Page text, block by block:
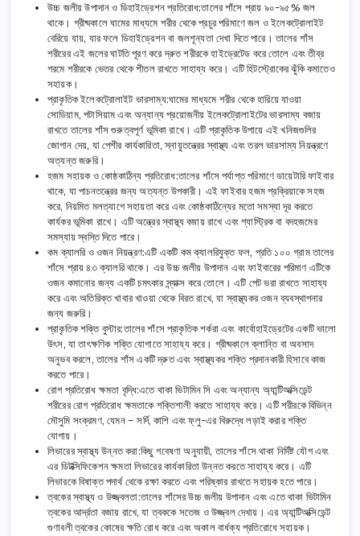
উচ্চ জলীয় উপাদান ও ডিহাইড্রেশন প্রতিরোধ:তালের শাঁসে প্রায় ৯০-৯৫% জল
থাকে। গ্রীষ্মকালে ঘামের মাধ্যমে শরীর থেকে প্রচুর পরিমাণে জল ও ইলেকট্রোলাইট
বেরিয়ে যায়, যার ফলে ডিহাইড্রেশন বা জলশূন্যতা দেখা দিতে পারে। তালের শাঁস
শরীরের এই জলের ঘাটতি পূরণ করে দ্রুত শরীরকে হাইড্রেটেড করে তোলে এবং তীব্র
গরমে শরীরকে ভেতর থেকে শীতল রাখতে সাহায্য করে। এটি হিটস্ট্রোকের ঝুঁকি কমাতেও
সহায়ক।
প্রাকৃতিক ইলেকট্রোলাইট ভারসাম্য:ঘামের মাধ্যমে শরীর থেকে হারিয়ে যাওয়া
সোডিয়াম, পটাসিয়াম এবং অন্যান্য প্রয়োজনীয় ইলেকট্রোলাইটের ভারসাম্য বজায়
রাখতে তালের শাঁস গুরুত্বপূর্ণ ভূমিকা রাখে। এটি প্রাকৃতিক উপায়ে এই খনিজগুলির
জোগান দেয়, যা পেশীর কার্যকারিতা, স্নায়ুতন্ত্রের স্বাস্থ্য এবং তরল ভারসাম্য নিয়ন্ত্রণে
অত্যন্ত জরুরি।
হজম সহায়ক ও কোষ্ঠকাঠিন্য প্রতিরোধ:তালের শাঁসে পর্যাপ্ত পরিমাণে ডায়েটারি ফাইবার
থাকে, যা পাচনতন্ত্রের জন্য অত্যন্ত উপকারী। এই ফাইবার হজম প্রক্রিয়াকে সহজ
করে, নিয়মিত মলত্যাগে সহায়তা করে এবং কোষ্ঠকাঠিন্যের মতো সমস্যা দূর করতে
কার্যকর ভূমিকা রাখে। এটি অন্ত্রের স্বাস্থ্য বজায় রাখে এবং গ্যাস্ট্রিক বা বদহজমের
সমস্যায় স্বস্তি দিতে পারে।
কম ক্যালরি ও ওজন নিয়ন্ত্রণ:এটি একটি কম ক্যালরিযুক্ত ফল, প্রতি ১০০ গ্রাম তালের
শাঁসে প্রায় ৪৩ ক্যালরি থাকে। এর উচ্চ জলীয় উপাদান এবং ফাইবারের পরিমাণ এটিকে
ওজন কমানোর জন্য একটি চমৎকার স্ন্যাক্স করে তোলে। এটি পেট ভরা রাখতে সাহায্য
করে এবং অতিরিক্ত খাবার খাওয়া থেকে বিরত রাখে, যা স্বাস্থ্যকর ওজন ব্যবস্থাপনার
জন্য জরুরি।
প্রাকৃতিক শক্তি বুস্টার:তালের শাঁসে প্রাকৃতিক শর্করা এবং কার্বোহাইড্রেটের একটি ভালো
উৎস, যা তাৎক্ষণিক শক্তি যোগাতে সাহায্য করে। গ্রীষ্মকালে ক্লান্তি বা অবসাদ
অনুভব করলে, তালের শাঁস একটি দ্রুত এবং স্বাস্থ্যকর শক্তি প্রদানকারী হিসাবে কাজ
করতে পারে।
রোগ প্রতিরোধ ক্ষমতা বৃদ্ধি:এতে থাকা ভিটামিন সি এবং অন্যান্য অ্যান্টিঅক্সিডেন্ট
শরীরের রোগ প্রতিরোধ ক্ষমতাকে শক্তিশালী করতে সাহায্য করে। এটি শরীরকে বিভিন্ন
মৌসুমি সংক্রমণ, যেমন – সর্দি, কাশি এবং ফ্লু-এর বিরুদ্ধে লড়াই করার শক্তি
যোগায়।
লিভারের স্বাস্থ্য উন্নত করা:কিছু গবেষণা অনুযায়ী, তালের শাঁসে থাকা নির্দিষ্ট যৌগ এবং
এর ডিটক্সিফিকেশন ক্ষমতা লিভারের কার্যকারিতা উন্নত করতে সাহায্য করে। এটি
লিভারকে বিষাক্ত পদার্থ থেকে রক্ষা করতে এবং পরিষ্কার রাখতে সহায়ক হতে পারে।
ত্বকের স্বাস্থ্য ও উজ্জ্বলতা:তালের শাঁসের উচ্চ জলীয় উপাদান এবং এতে থাকা ভিটামিন
ত্বকের আর্দ্রতা বজায় রাখে, যা ত্বককে সতেজ ও উজ্জ্বল দেখায়। এর অ্যান্টিঅক্সিডেন্ট
গুণাবলী ত্বকের কোষের ক্ষতি রোধ করে এবং অকাল বার্ধক্য প্রতিরোধে সহায়ক।